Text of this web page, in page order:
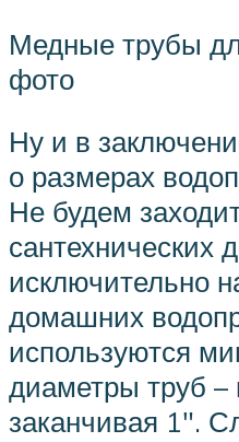
Медные трубы
фото
Ну и в
о размерах
Не будем
сантехнических
исключительно
домашних
используются
диаметры труб
заканчивая 1″.